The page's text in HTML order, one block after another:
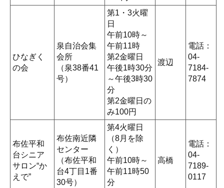
ひなぎく
の会
泉自治会集
会所
（泉38番41
号）
第1・3火曜
日
午前10時～
午前11時
第2金曜日
午後1時30分
～午後3時30
分
第2金曜日の
み100円
渡辺
電話：
04-
7184-
7874
布佐平和
台シニア
サロン“か
えで”
布佐南近隣
センター
（布佐平和
台4丁目1番
30号）
第4火曜日
（8月を除
く）
午前10時～
午前11時50
分
高橋
電話：
04-
7189-
0117